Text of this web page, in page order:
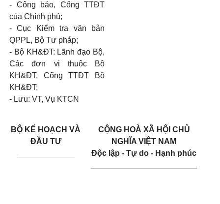
- Công báo, Cổng TTĐT
của Chính phủ;
- Cục Kiểm tra văn bản
QPPL, Bộ Tư pháp;
- Bộ KH&ĐT: Lãnh đạo Bộ,
Các đơn vị thuộc Bộ
KH&ĐT, Cổng TTĐT Bộ
KH&ĐT;
- Lưu: VT, Vụ KTCN
BỘ KẾ HOẠCH VÀ
ĐẦU TƯ
CỘNG HOÀ XÃ HỘI CHỦ
NGHĨA VIỆT NAM
Độc lập - Tự do - Hạnh phúc